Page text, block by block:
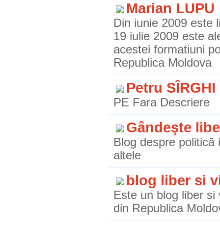
Marian LUPU
Din iunie 2009 este
19 iulie 2009 este
acestei formatiuni
Republica Moldova
Petru SÎRGHI
PE Fara Descriere
Gândeşte
Blog despre
altele
blog liber si
Este un blog liber
din Republica